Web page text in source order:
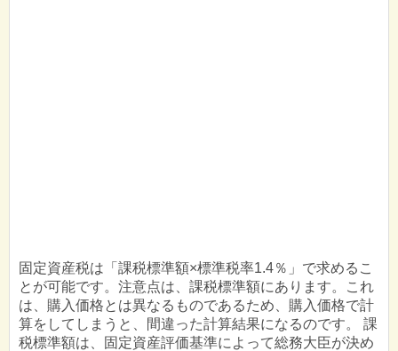
固定資産税は「課税標準額×標準税率1.4％」で求めるこ
とが可能です。注意点は、課税標準額にあります。これ
は、購入価格とは異なるものであるため、購入価格で計
算をしてしまうと、間違った計算結果になるのです。 課
税標準額は、固定資産評価基準によって総務大臣が決め